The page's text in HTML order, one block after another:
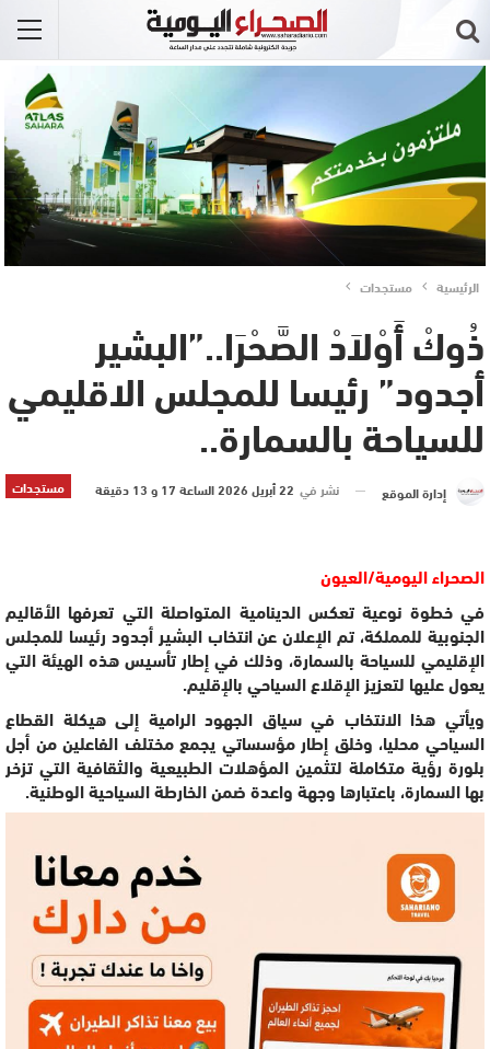
الرئيسية مستجدات
ذُوكْ أَوْلاَدْ الصَّحْرَا..”البشير
أجدود” رئيسا للمجلس الاقليمي
للسياحة بالسمارة..
مستجدات إدارة الموقع نشر في 22 أبريل 2026 الساعة 17 و 13 دقيقة
الصحراء اليومية/العيون
في خطوة نوعية تعكس الدينامية المتواصلة التي تعرفها الأقاليم
الجنوبية للمملكة، تم الإعلان عن انتخاب البشير أجدود رئيسا للمجلس
الإقليمي للسياحة بالسمارة، وذلك في إطار تأسيس هذه الهيئة التي
يعول عليها لتعزيز الإقلاع السياحي بالإقليم.
ويأتي هذا الانتخاب في سياق الجهود الرامية إلى هيكلة القطاع
السياحي محليا، وخلق إطار مؤسساتي يجمع مختلف الفاعلين من أجل
بلورة رؤية متكاملة لتثمين المؤهلات الطبيعية والثقافية التي تزخر
بها السمارة، باعتبارها وجهة واعدة ضمن الخارطة السياحية الوطنية.